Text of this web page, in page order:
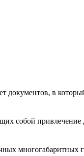
документов, в
собой привлечение
многогабаритных